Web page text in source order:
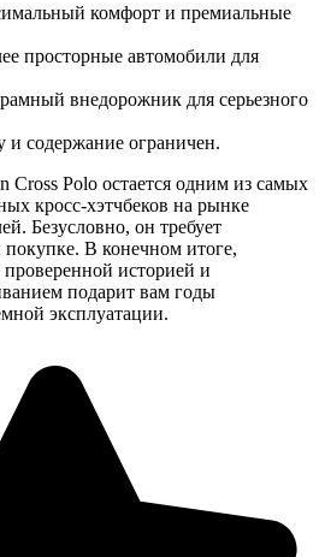
комфорт и премиальные
просторные автомобили для
внедорожник для серьезного
содержание ограничен.
Cross Polo остается одним из самых
кросс-хэтчбеков на рынке
Безусловно, он требует
В конечном итоге,
историей и
подарит вам годы
эксплуатации.